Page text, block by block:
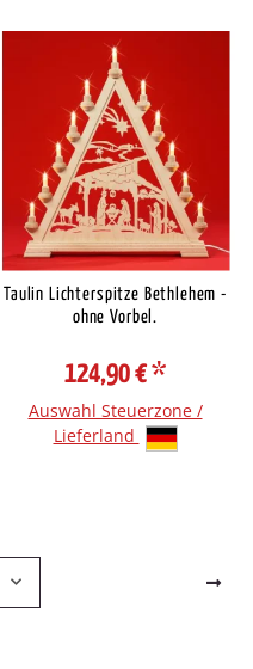
Taulin Lichterspitze Bethlehem -
ohne Vorbel.
124,90 €*
Auswahl Steuerzone /
Lieferland